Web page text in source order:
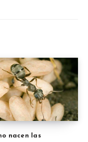
nacen las